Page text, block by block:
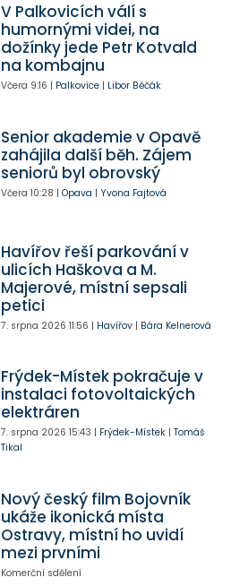
V Palkovicích válí s
humornými videi, na
dožínky jede Petr Kotvald
na kombajnu
Včera 9:16 | Palkovice| Libor Běčák
Senior akademie v Opavě
zahájila další běh. Zájem
seniorů byl obrovský
Včera 10:28 | Opava | Yvona Fajtová
Havířov řeší parkování v
ulicích Haškova a M.
Majerové, místní sepsali
petici
7. srpna 2026 11:56 | Havířov| Bára Kelnerová
Frýdek-Místek pokračuje v
instalaci fotovoltaických
elektráren
7. srpna 2026 15:43 | Frýdek-Místek| Tomáš
Tikal
Nový český film Bojovník
ukáže ikonická místa
Ostravy, místní ho uvidí
mezi prvními
Komerční sdělení